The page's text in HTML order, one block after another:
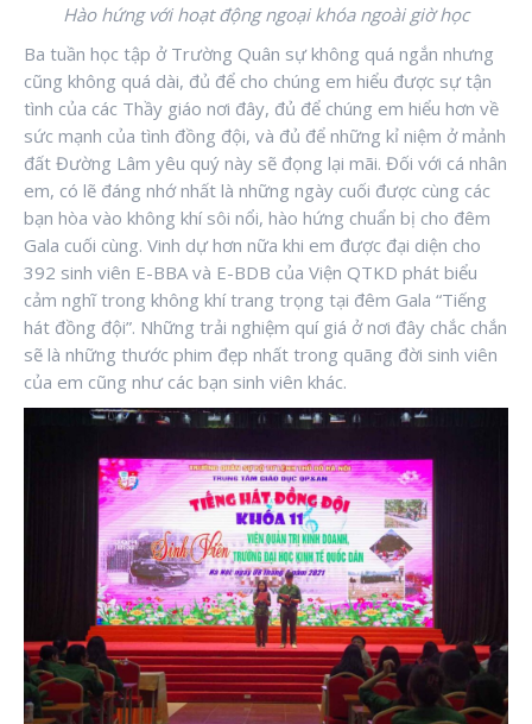
Hào hứng với hoạt động ngoại khóa ngoài giờ học
Ba tuần học tập ở Trường Quân sự không quá ngắn nhưng
cũng không quá dài, đủ để cho chúng em hiểu được sự tận
tình của các Thầy giáo nơi đây, đủ để chúng em hiểu hơn về
sức mạnh của tình đồng đội, và đủ để những kỉ niệm ở mảnh
đất Đường Lâm yêu quý này sẽ đọng lại mãi. Đối với cá nhân
em, có lẽ đáng nhớ nhất là những ngày cuối được cùng các
bạn hòa vào không khí sôi nổi, hào hứng chuẩn bị cho đêm
Gala cuối cùng. Vinh dự hơn nữa khi em được đại diện cho
392 sinh viên E-BBA và E-BDB của Viện QTKD phát biểu
cảm nghĩ trong không khí trang trọng tại đêm Gala “Tiếng
hát đồng đội”. Những trải nghiệm quí giá ở nơi đây chắc chắn
sẽ là những thước phim đẹp nhất trong quãng đời sinh viên
của em cũng như các bạn sinh viên khác.